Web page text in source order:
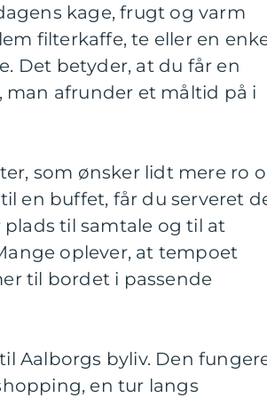
kage, frugt og varm
filterkaffe, te eller en
Det betyder, at du får en
afrunder et måltid på i
som ønsker lidt mere ro
en buffet, får du serveret
til samtale og til at
oplever, at tempoet
til bordet i passende
Aalborgs byliv. Den
en tur langs